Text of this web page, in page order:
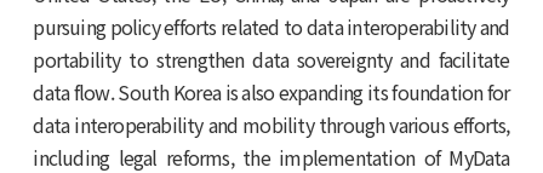
pursuing policy efforts related to data interoperability and
portability to strengthen data sovereignty and facilitate
data flow. South Korea is also expanding its foundation for
data interoperability and mobility through various efforts,
including legal reforms, the implementation of MyData